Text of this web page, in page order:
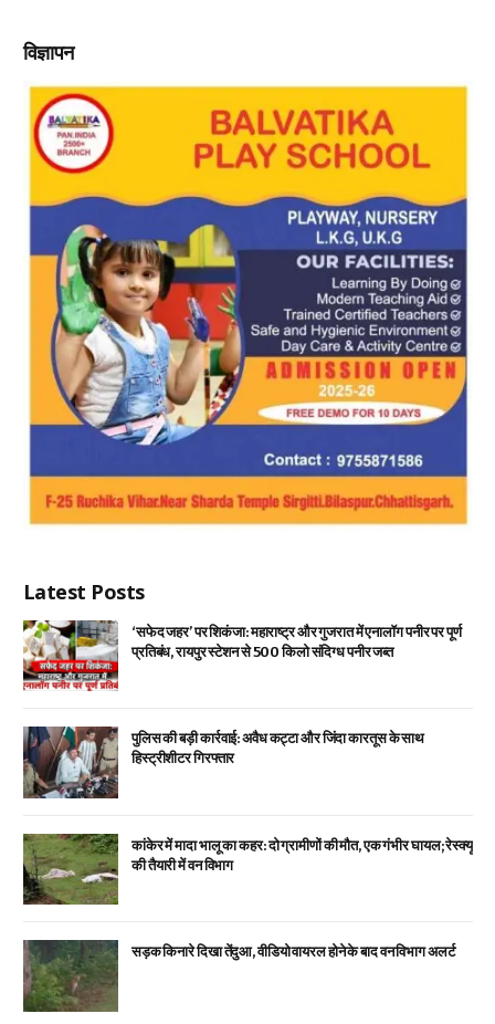
विज्ञापन
Latest Posts
‘सफेद जहर’ पर शिकंजा: महाराष्ट्र और गुजरात में एनालॉग पनीर पर पूर्ण
प्रतिबंध, रायपुर स्टेशन से 500 किलो संदिग्ध पनीर जब्त
पुलिस की बड़ी कार्रवाई: अवैध कट्टा और जिंदा कारतूस के साथ
हिस्ट्रीशीटर गिरफ्तार
कांकेर में मादा भालू का कहर: दो ग्रामीणों की मौत, एक गंभीर घायल; रेस्क्यू
की तैयारी में वन विभाग
सड़क किनारे दिखा तेंदुआ, वीडियो वायरल होने के बाद वन विभाग अलर्ट